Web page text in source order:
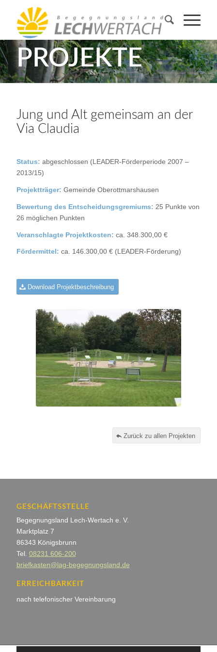
PROJEKTE
Jung und Alt gemeinsam an der
Via Claudia
Status: abgeschlossen (LEADER-Förderperiode 2007 –
2013/15)
Projektträger: Gemeinde Oberottmarshausen
Bewertung des Entscheidungsgremiums: 25 Punkte von
26 möglichen Punkten
Veranschlagte Projektkosten: ca. 348.300,00 €
Fördermittel: ca. 146.300,00 € (LEADER-Förderung)
Download Projektbeschreibung
Zurück zu allen Projekten
GESCHÄFTSSTELLE
Begegnungsland Lech-Wertach e. V.
Marktplatz 7
86343 Königsbrunn
Tel. 08231 606-200
briefkasten@lag-begegnungsland.de
ERREICHBARKEIT
nach telefonischer Vereinbarung